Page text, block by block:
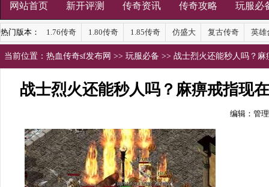
网站首页 新开评测 传奇资讯 传奇攻略 玩服必
热门版本： 1.76传奇 1.80传奇 1.85传奇 仿盛大 复古传奇 英雄
当前位置： 热血传奇sf发布网 >> 玩服必备 >> 战士烈火还能秒人吗？
战士烈火还能秒人吗？麻痹戒指现
编辑：管